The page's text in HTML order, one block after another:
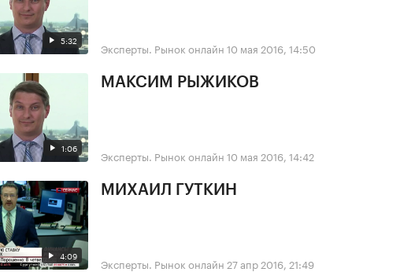
5:32 Эксперты. Рынок онлайн 10 мая 2016, 14:50
1:06
МАКСИМ РЫЖИКОВ
Эксперты. Рынок онлайн 10 мая 2016, 14:42
4:09
МИХАИЛ ГУТКИН
Эксперты. Рынок онлайн 27 апр 2016, 21:49